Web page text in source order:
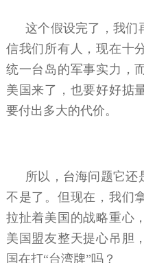
这个假设完了，我们
信我们所有人，现在十
统一台岛的军事实力，
美国来了，也要好好掂
要付出多大的代价。
所以，台海问题它还
不是了。但现在，我们
拉扯着美国的战略重心
美国盟友整天提心吊胆
国在打“台湾牌”吗？